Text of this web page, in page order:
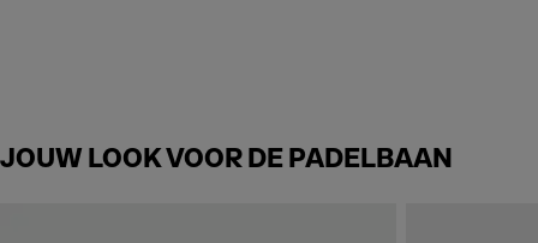
JOUW LOOK VOOR DE PADELBAAN